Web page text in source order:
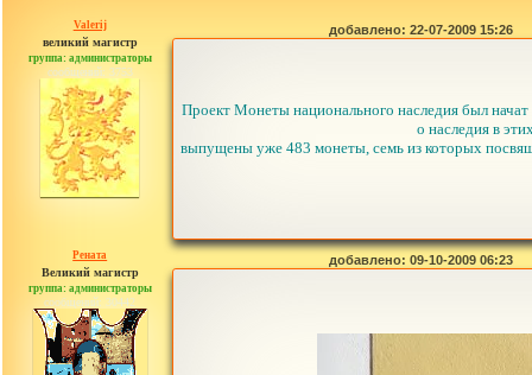
Valerij
великий магистр
группа: администраторы
сообщений: 3753
добавлено: 22-07-2009 15:26
Проект Монеты национального наследия был
о наследия в
выпущены уже 483 монеты, семь из которых
Рената
Великий магистр
группа: администраторы
сообщений: 30442
добавлено: 09-10-2009 06:23